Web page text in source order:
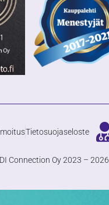
Tietosuojaseloste
Connection Oy 2023 – 2026